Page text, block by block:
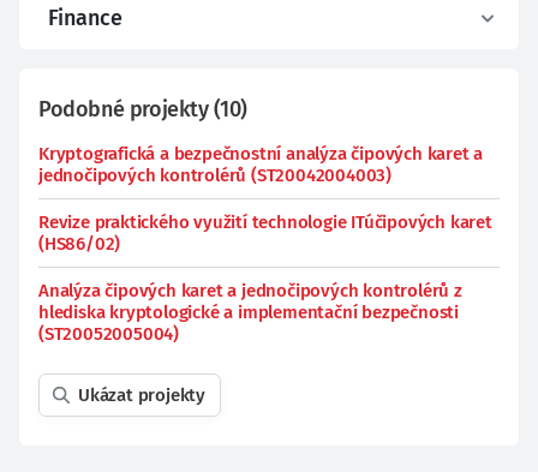
Finance
Podobné projekty(10)
Kryptografická a bezpečnostní analýza čipových karet a
jednočipových kontrolérů (ST20042004003)
Revize praktického využití technologie ITúčipových karet
(HS86/02)
Analýza čipových karet a jednočipových kontrolérů z
hlediska kryptologické a implementační bezpečnosti
(ST20052005004)
Ukázat projekty